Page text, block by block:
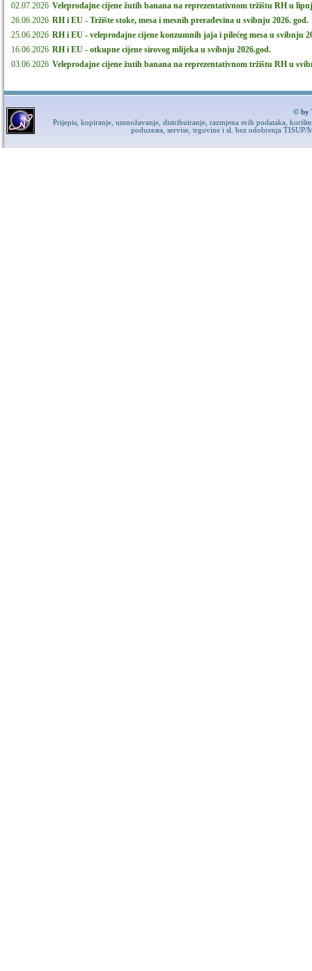
02.07.2026 Veleprodajne cijene žutih banana na reprezentativnom tržištu RH u
26.06.2026 RH i EU - Tržište stoke, mesa i mesnih prerađevina u svibnju 2026. god.
25.06.2026 RH i EU - veleprodajne cijene konzumnih jaja i pilećeg mesa u svibnju
16.06.2026 RH i EU - otkupne cijene sirovog mlijeka u svibnju 2026.god.
03.06.2026 Veleprodajne cijene žutih banana na reprezentativnom tržištu RH u
© by
Prijepis, kopiranje, umnožavanje, distribuiranje, razmjena svih podataka,
poduzeæa, servise, trgovine i sl. bez odobrenja